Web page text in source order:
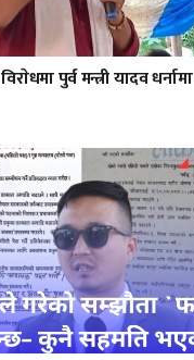
पुर्व मन्त्री यादव धर्नामा